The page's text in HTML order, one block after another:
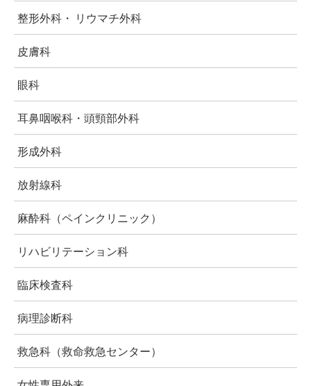
整形外科・ リウマチ外科
皮膚科
眼科
耳鼻咽喉科・頭頸部外科
形成外科
放射線科
麻酔科（ペインクリニック）
リハビリテーション科
臨床検査科
病理診断科
救急科（救命救急センター）